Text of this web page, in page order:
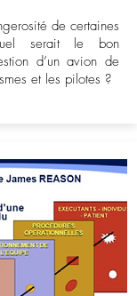
de certaines
serait le bon
d’un avion de
et les pilotes ?